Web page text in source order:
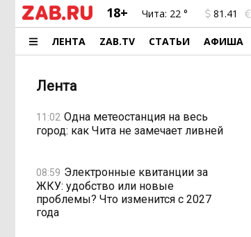
18+ Чита: 22 ° 81.41
ЛЕНТА ZAB.TV СТАТЬИ АФИША
Лента
11:02 Одна метеостанция на весь
город: как Чита не замечает ливней
08:59 Электронные квитанции за
ЖКУ: удобство или новые
проблемы? Что изменится с 2027
года